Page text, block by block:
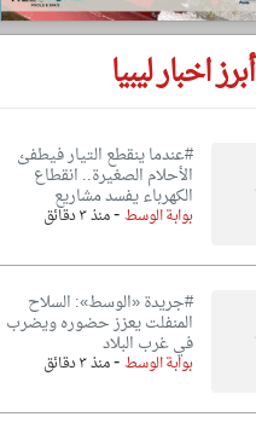
أبرز اخبار ليبيا
#عندما ينقطع التيار فيطفئ
الأحلام الصغيرة.. انقطاع
الكهرباء يفسد مشاريع
بوابة الوسط-منذ ٣ دقائق
#جريدة «الوسط»: السلاح
المنفلت يعزز حضوره ويضرب
في غرب البلاد
بوابة الوسط-منذ ٣ دقائق